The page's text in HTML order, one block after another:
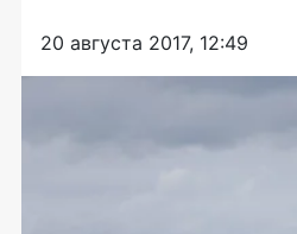
20 августа 2017, 12:49